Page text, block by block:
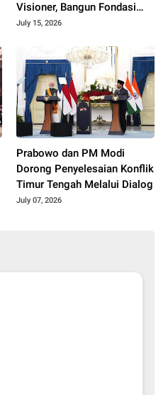
Visioner, Bangun Fondasi
Bilateral Indonesia-Qatar
July 15, 2026
Prabowo dan PM Modi
Dorong Penyelesaian Konflik
Timur Tengah Melalui Dialog
July 07, 2026